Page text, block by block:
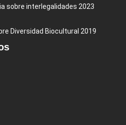
sobre interlegalidades 2023
Diversidad Biocultural 2019